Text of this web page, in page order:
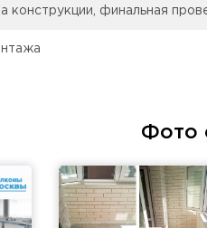
конструкции, финальная
Фото